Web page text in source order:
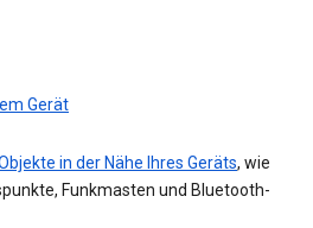
Gerät
in der Nähe Ihres Geräts, wie
Funkmasten und Bluetooth-